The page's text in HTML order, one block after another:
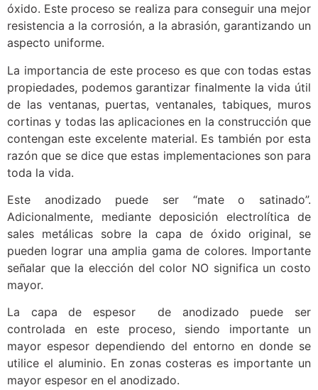
óxido. Este proceso se realiza para conseguir una mejor
resistencia a la corrosión, a la abrasión, garantizando un
aspecto uniforme.
La importancia de este proceso es que con todas estas
propiedades, podemos garantizar finalmente la vida útil
de las ventanas, puertas, ventanales, tabiques, muros
cortinas y todas las aplicaciones en la construcción que
contengan este excelente material. Es también por esta
razón que se dice que estas implementaciones son para
toda la vida.
Este anodizado puede ser “mate o satinado”.
Adicionalmente, mediante deposición electrolítica de
sales metálicas sobre la capa de óxido original, se
pueden lograr una amplia gama de colores. Importante
señalar que la elección del color NO significa un costo
mayor.
La capa de espesor de anodizado puede ser
controlada en este proceso, siendo importante un
mayor espesor dependiendo del entorno en donde se
utilice el aluminio. En zonas costeras es importante un
mayor espesor en el anodizado.